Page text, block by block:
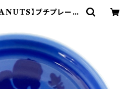
】プチプレート
ンラインショップ